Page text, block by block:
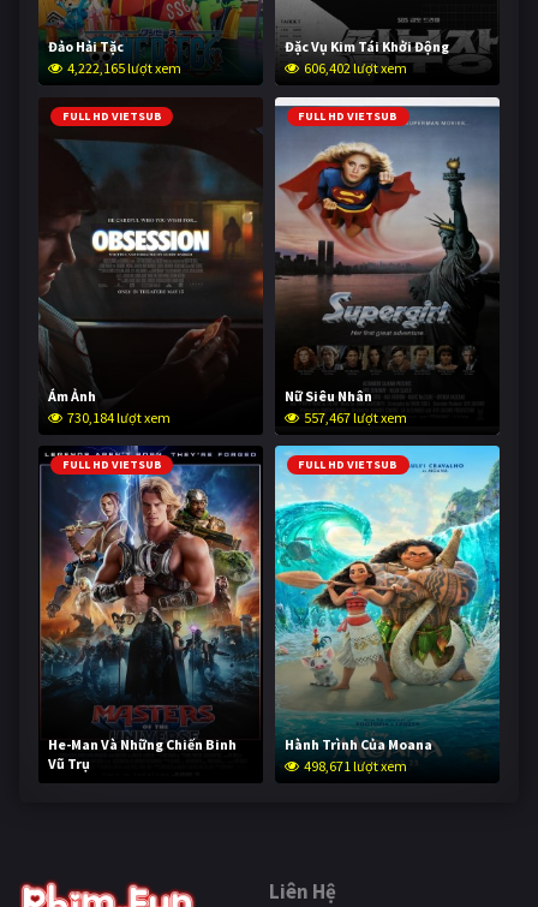
Đảo Hải Tặc
4,222,165 lượt xem
Đặc Vụ Kim Tái Khởi Động
606,402 lượt xem
FULL HD VIETSUB
Ám Ảnh
730,184 lượt xem
FULL HD VIETSUB
Nữ Siêu Nhân
557,467 lượt xem
FULL HD VIETSUB
He-Man Và Những Chiến Binh
Vũ Trụ
248,134 lượt xem
FULL HD VIETSUB
Hành Trình Của Moana
498,671 lượt xem
Liên Hệ